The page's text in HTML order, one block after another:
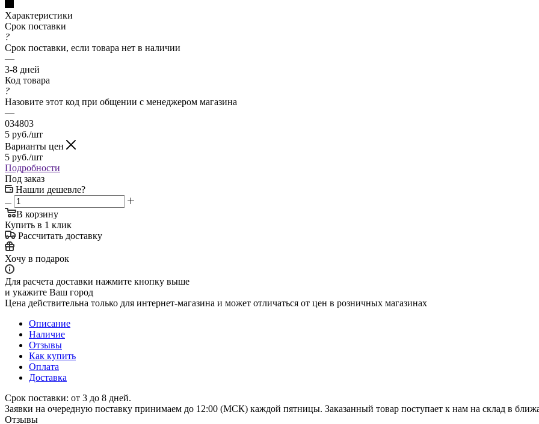
Характеристики
Срок поставки
?
Срок поставки, если товара нет в наличии
—
3-8 дней
Код товара
?
Назовите этот код при общении с менеджером магазина
—
034803
5 руб./шт
Варианты цен
5 руб./шт
Подробности
Под заказ
Нашли дешевле?
В корзину
Купить в 1 клик
Рассчитать доставку
Хочу в подарок
Для расчета доставки нажмите кнопку выше
и укажите Ваш город
Цена действительна только для интернет-магазина и может отличаться от цен в розничных магазинах
Описание
Наличие
Отзывы
Как купить
Оплата
Доставка
Срок поставки: от 3 до 8 дней.
Заявки на очередную поставку принимаем до 12:00 (МСК) каждой пятницы. Заказанный товар поступает к нам на склад в
Отзывы